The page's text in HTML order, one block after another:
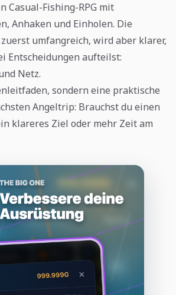
Casual-Fishing-RPG mit
Anhaken und Einholen. Die
umfangreich, wird aber klarer,
Entscheidungen aufteilst:
Netz.
sondern eine praktische
Angeltrip: Brauchst du einen
klareres Ziel oder mehr Zeit am